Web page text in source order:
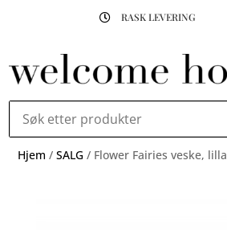
 RASK LEVERING
Hjem /SALG / Flower Fairies veske, lilla